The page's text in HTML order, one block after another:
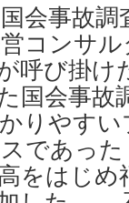
会事故調
コンサ
呼び掛
国会事故
りやす
であっ
をはじめ